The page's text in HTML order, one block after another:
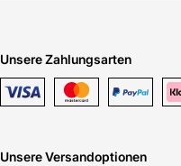
Unsere Zahlungsarten
Unsere Versandoptionen